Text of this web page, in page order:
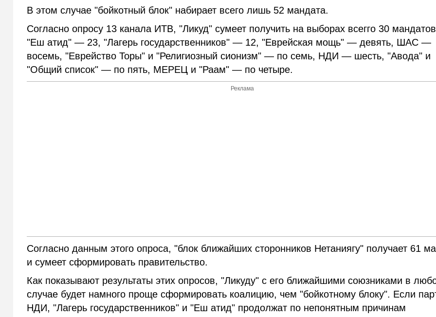
В этом случае "бойкотный блок" набирает всего лишь 52 мандата.
Согласно опросу 13 канала ИТВ, "Ликуд" сумеет получить на выборах всегго 30
"Еш атид" — 23, "Лагерь государственников" — 12, "Еврейская мощь" — девять, ШАС —
восемь, "Еврейство Торы" и "Религиозный сионизм" — по семь, НДИ — шесть, "Авода" и
"Общий список" — по пять, МЕРЕЦ и "Раам" — по четыре.
Реклама
Согласно данным этого опроса, "блок ближайших сторонников Нетаниягу" получает 61
и сумеет сформировать правительство.
Как показывают результаты этих опросов, "Ликуду" с его ближайшими союзниками в
случае будет намного проще сформировать коалицию, чем "бойкотному блоку". Если
НДИ, "Лагерь государственников" и "Еш атид" продолжат по непонятным причинам